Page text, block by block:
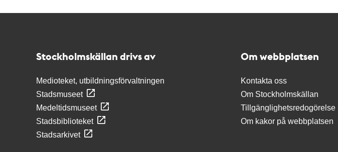
Stockholmskällan drivs av
Medioteket, utbildningsförvaltningen
Stadsmuseet
Medeltidsmuseet
Stadsbiblioteket
Stadsarkivet
Om webbplatsen
Kontakta oss
Om Stockholmskällan
Tillgänglighetsredogörelse
Om kakor på webbplatsen